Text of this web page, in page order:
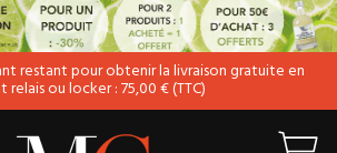
restant pour obtenir la livraison gratuite en
relais ou locker : 75,00 € (TTC)